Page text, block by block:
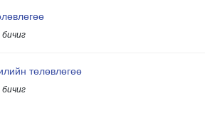
төлөвлөгөө